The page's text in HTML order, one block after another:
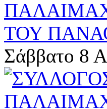
Σάββατο 8